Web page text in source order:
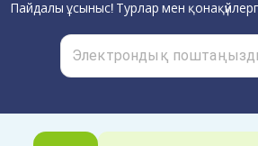
Пайдалы ұсыныс! Турлар мен